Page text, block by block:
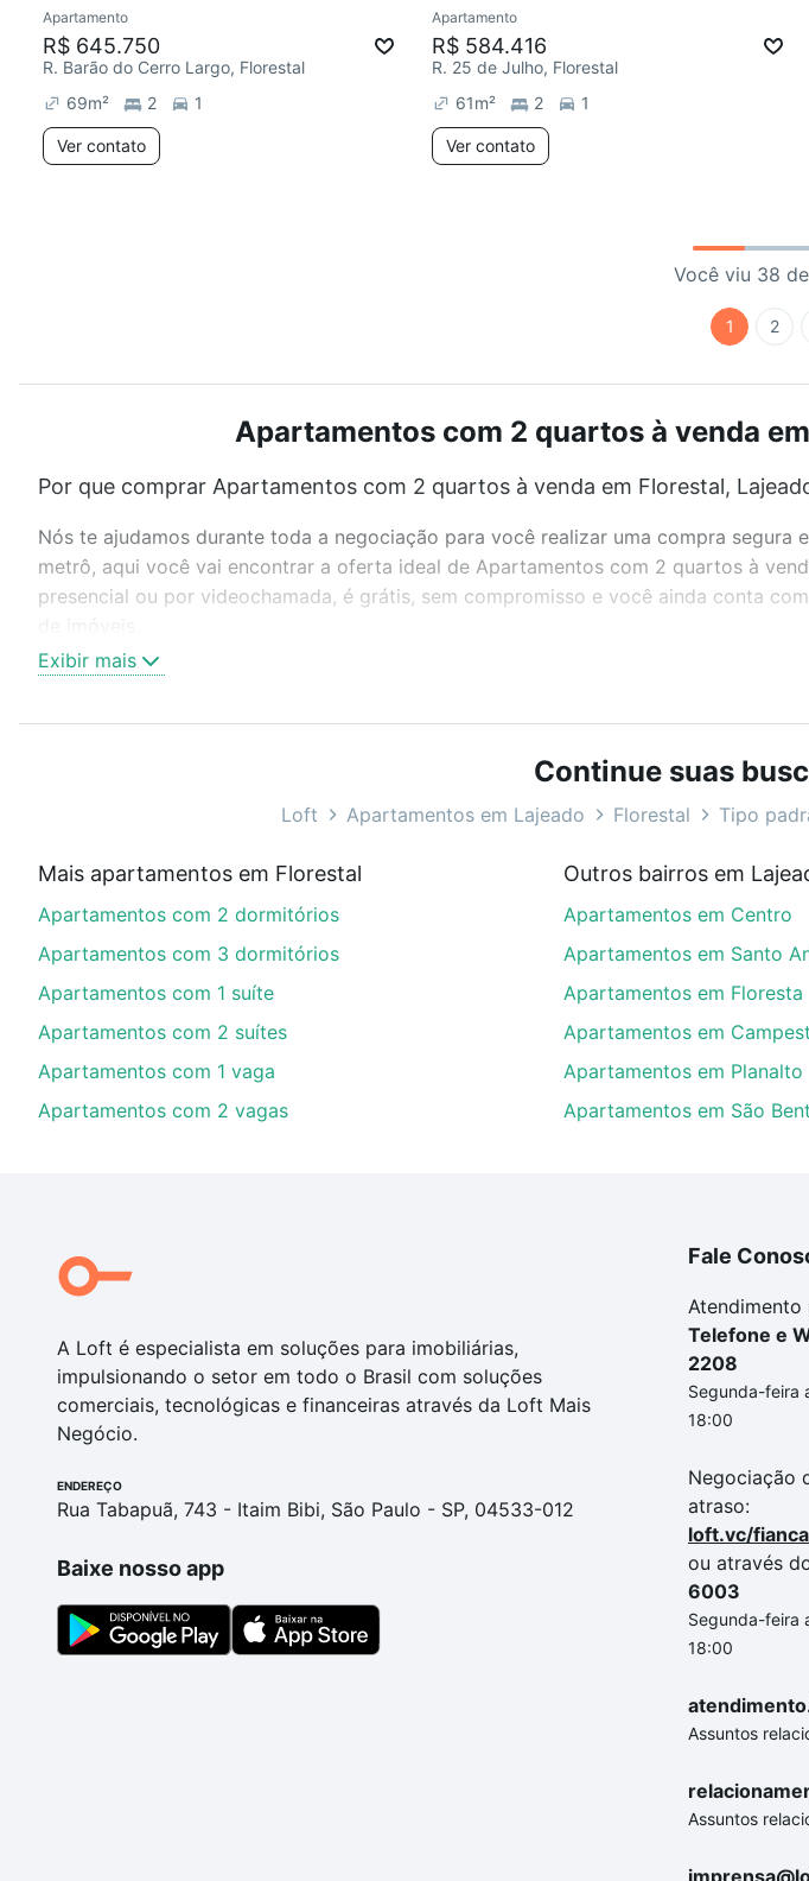
Apartamento
R$ 645.750
R. Barão do Cerro Largo, Florestal
69m² 2 1
Ver contato
Apartamento
R$ 584.416
R. 25 de Julho, Florestal
61m² 2 1
Ver contato
Você viu 38
1 2
Apartamentos com 2 quartos à venda
Por que comprar Apartamentos com 2 quartos à venda em Florestal,
Nós te ajudamos durante toda a negociação para você realizar uma compra
metrô, aqui você vai encontrar a oferta ideal de Apartamentos com 2 quartos à
presencial ou por videochamada, é grátis, sem compromisso e você ainda conta
Como escolher um imóvel?
Use barra de busca no topo para pesquisar por ruas, bairros e até condomínios
ou sem vaga de garagem para combinar perfeitamente com o preço, metragem e
Apartamentos com 2 quartos à venda em Florestal, Lajeado, RS ideal para você na
Aqui na Loft temos a oferta ideal para você, com Apartamentos com 2 quartos à
financiamento imobiliário as parcelas podem se adequar ao seu orçamento. Se
portal quanto custa comprar um apartamento e conte com a gente para comprar o
Exibir mais
Continue suas
Loft Apartamentos em Lajeado Florestal Tipo
Mais apartamentos em Florestal
Apartamentos com 2 dormitórios
Apartamentos com 3 dormitórios
Apartamentos com 1 suíte
Apartamentos com 2 suítes
Apartamentos com 1 vaga
Apartamentos com 2 vagas
Outros bairros em
Apartamentos em Centro
Apartamentos em Santo
Apartamentos em Floresta
Apartamentos em
Apartamentos em Planalto
Apartamentos em São
A Loft é especialista em soluções para imobiliárias,
impulsionando o setor em todo o Brasil com soluções
comerciais, tecnológicas e financeiras através da Loft Mais
Negócio.
ENDEREÇO
Rua Tabapuã, 743 - Itaim Bibi, São Paulo - SP, 04533-012
Baixe nosso app
Fale
Atendimento
Telefone e
2208
Segunda-feira
18:00
Negociação
atraso:
loft.vc/
ou através
6003
Segunda-feira
18:00
Assuntos
Assuntos